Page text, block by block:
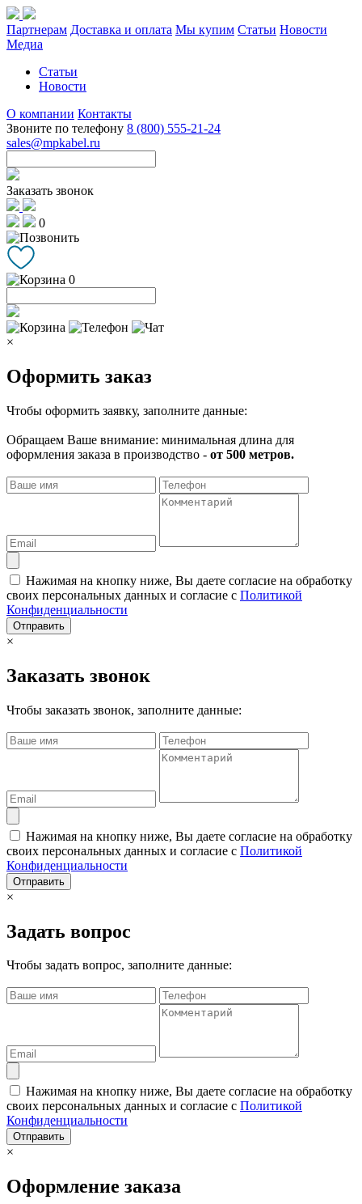
Партнерам Доставка и оплата Мы купим Статьи Новости
Медиа
Статьи
Новости
О компании Контакты
Звоните по телефону 8 (800) 555-21-24
sales@mpkabel.ru
Заказать звонок
0
0
×
Оформить заказ
Чтобы оформить заявку, заполните данные:
Обращаем Ваше внимание: минимальная длина для
оформления заказа в производство - от 500 метров.
Нажимая на кнопку ниже, Вы даете согласие на обработку
своих персональных данных и согласие с Политикой
Конфиденциальности
Отправить
×
Заказать звонок
Чтобы заказать звонок, заполните данные:
Нажимая на кнопку ниже, Вы даете согласие на обработку
своих персональных данных и согласие с Политикой
Конфиденциальности
Отправить
×
Задать вопрос
Чтобы задать вопрос, заполните данные:
Нажимая на кнопку ниже, Вы даете согласие на обработку
своих персональных данных и согласие с Политикой
Конфиденциальности
Отправить
×
Оформление заказа